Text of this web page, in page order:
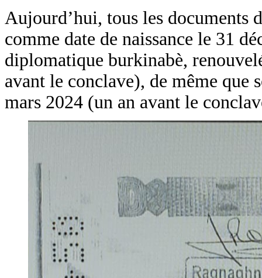
Aujourd’hui, tous les documents
comme date de naissance le 31
diplomatique burkinabè,
avant le conclave), de même que
mars 2024 (un an avant le